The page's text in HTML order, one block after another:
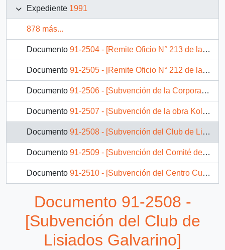
Expediente 1991
878 más...
Documento 91-2504 - [Remite Oficio N° 213 de la Cámara de Diputados]
Documento 91-2505 - [Remite Oficio N° 212 de la Cámara de Diputados]
Documento 91-2506 - [Subvención de la Corporación del Niño Fisurado]
Documento 91-2507 - [Subvención de la obra Kolping de Chile]
Documento 91-2508 - [Subvención del Club de Lisiados Galvarino]
Documento 91-2509 - [Subvención del Comité de Acción Social de Talleres Laborales Cordialidad]
Documento 91-2510 - [Subvención del Centro Cultural y Social Padre Las Casas]
Documento 91-2512 - [Subvención de la Organización Comunitaria Coprodan]
1537 más...
Documento 91-2508 -
[Subvención del Club de
Lisiados Galvarino]